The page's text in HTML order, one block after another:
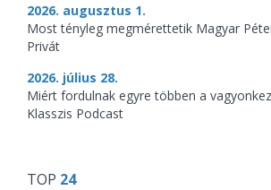
2026. augusztus 1.
Most tényleg megmérettetik Magyar
Privát
2026. július 28.
Miért fordulnak egyre többen a
Klasszis Podcast
TOP 24